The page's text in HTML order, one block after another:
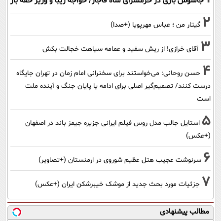
2 گیتار من ؛ عباس مهرپویا (+صدا)
3 آقای خرازی! از ریش سفید و عمامه سیاهت خجالت بکش
4 حسن روحانی: می‌خواستند برای سخنرانی امام زمان در تهران جایگاه
درست کنند/ تصمیم‌گیر اصلی برای ادامه یا پایان جنگ و آینده ملت
است
5 استایل جالب مدل روس فیلم ایرانی جزیره جیمز باند در اصفهان
(+عکس)
6 سرنوشت عجیب هتل عظیم شوروی در ارمنستان (+تصاویر)
7 جزئیات مورد بحث جدید از موشک خیبرشکن ایران (+عکس)
مطالب پیشنهادی